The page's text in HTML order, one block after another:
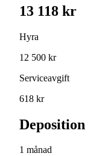
13 118 kr
Hyra
12 500 kr
Serviceavgift
618 kr
Deposition
1 månad